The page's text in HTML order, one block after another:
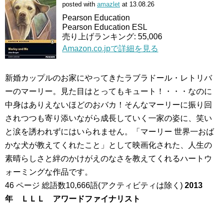
posted with amazlet at 13.08.26
Pearson Education
Pearson Education ESL
売り上げランキング: 55,006
Amazon.co.jpで詳細を見る
新婚カップルのお家にやってきたラブラドール・レトリバ
ーのマーリー。見た目はとってもキュート！・・・なのに
中身はありえないほどのおバカ！そんなマーリーに振り回
されつつも寄り添いながら成長していく一家の姿に、笑い
と涙を誘われずにはいられません。「マーリー 世界一おば
かな犬が教えてくれたこと」として映画化された、人生の
素晴らしさと絆のかけがえのなさを教えてくれるハートウ
ォーミングな作品です。
46 ページ 総語数10,666語(アクティビティは除く) 2013
年 ＬＬＬ アワードファイナリスト